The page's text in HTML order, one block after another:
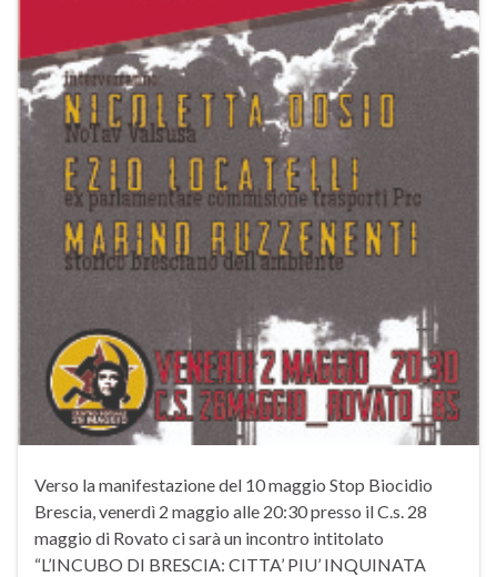
Verso la manifestazione del 10 maggio Stop Biocidio
Brescia, venerdì 2 maggio alle 20:30 presso il C.s. 28
maggio di Rovato ci sarà un incontro intitolato
“L’INCUBO DI BRESCIA: CITTA’ PIU’ INQUINATA